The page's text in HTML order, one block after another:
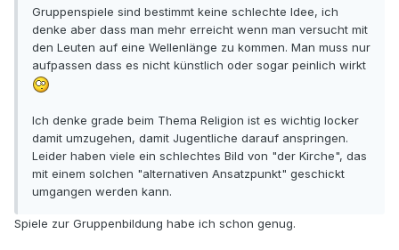
Gruppenspiele sind bestimmt keine schlechte Idee, ich
denke aber dass man mehr erreicht wenn man versucht mit
den Leuten auf eine Wellenlänge zu kommen. Man muss nur
aufpassen dass es nicht künstlich oder sogar peinlich wirkt
Ich denke grade beim Thema Religion ist es wichtig locker
damit umzugehen, damit Jugentliche darauf anspringen.
Leider haben viele ein schlechtes Bild von "der Kirche", das
mit einem solchen "alternativen Ansatzpunkt" geschickt
umgangen werden kann.
Spiele zur Gruppenbildung habe ich schon genug.